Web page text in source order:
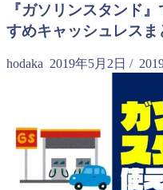
『ガソリンスタンド
すめキャッシュレスま
hodaka 2019年5月2日 /